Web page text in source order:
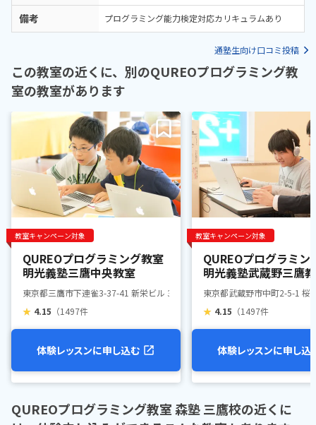
備考 プログラミング能力検定対応カリキュラムあり
通塾生向け口コミ投稿
この教室の近くに、別のQUREOプログラミング教
室の教室があります
教室キャンペーン対象
QUREOプログラミング教室
明光義塾三鷹中央教室
東京都三鷹市下連雀3-37-41 新栄ビル 3F
★ 4.15 （1497件
体験レッスンに申し込む
教室キャンペーン対象
QUREOプログラミン
明光義塾武蔵野三鷹
東京都武蔵野市中町2-5-1 桜
★ 4.15 （1497件
体験レッスンに申し込
QUREOプログラミング教室 森塾 三鷹校の近くに